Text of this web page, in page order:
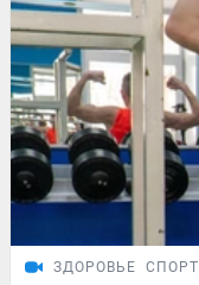
ЗДОРОВЬЕ СПОРТ